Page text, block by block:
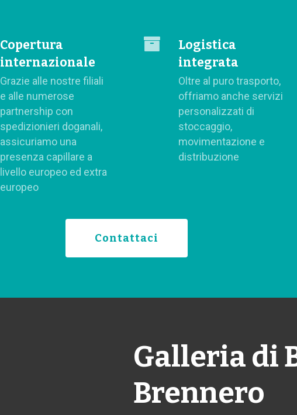
Copertura
internazionale
Grazie alle nostre filiali
e alle numerose
partnership con
spedizionieri doganali,
assicuriamo una
presenza capillare a
livello europeo ed extra
europeo
Logistica
integrata
Oltre al puro trasporto,
offriamo anche servizi
personalizzati di
stoccaggio,
movimentazione e
distribuzione
Contattaci
Galleria di
Brennero